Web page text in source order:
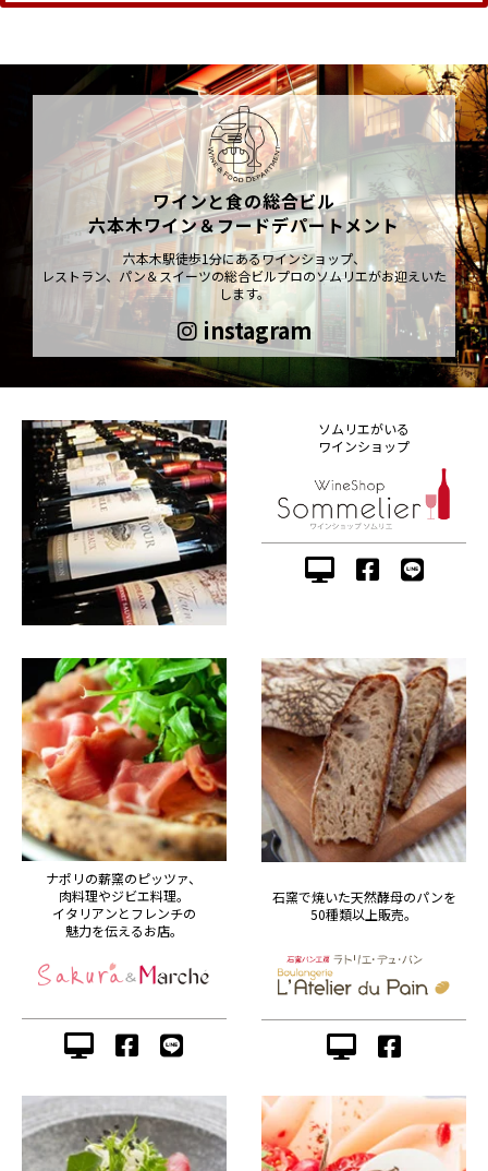
ワインと食の総合ビル
六本木ワイン＆フードデパートメント
六本木駅徒歩1分にあるワインショップ、
レストラン、パン＆スイーツの総合ビルプロのソムリエがお迎えいた
します。
instagram
ソムリエがいる
ワインショップ
ナポリの薪窯のピッツァ、
肉料理やジビエ料理。
イタリアンとフレンチの
魅力を伝えるお店。
石窯で焼いた天然酵母のパンを
50種類以上販売。